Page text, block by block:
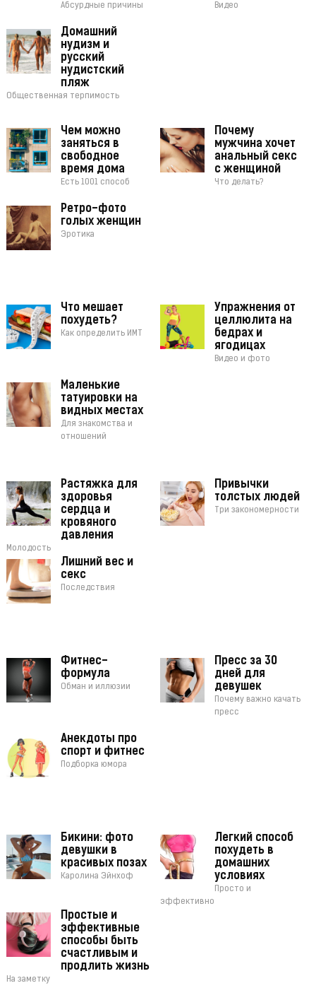
Абсурдные причины Видео
Домашний
нудизм и
русский
нудистский
пляж
Общественная терпимость
Чем можно
заняться в
свободное
время дома
Есть 1001 способ
Почему
мужчина хочет
анальный секс
с женщиной
Что делать?
Ретро-фото
голых женщин
Эротика
Что мешает
похудеть?
Как определить ИМТ
Упражнения от
целлюлита на
бедрах и
ягодицах
Видео и фото
Маленькие
татуировки на
видных местах
Для знакомства и
отношений
Растяжка для
здоровья
сердца и
кровяного
давления
Молодость
Привычки
толстых людей
Три закономерности
Лишний вес и
секс
Последствия
Фитнес-
формула
Обман и иллюзии
Пресс за 30
дней для
девушек
Почему важно качать
пресс
Анекдоты про
спорт и фитнес
Подборка юмора
Бикини: фото
девушки в
красивых позах
Каролина Эйнхоф
Легкий способ
похудеть в
домашних
условиях
Просто и
эффективно
Простые и
эффективные
способы быть
счастливым и
продлить жизнь
На заметку